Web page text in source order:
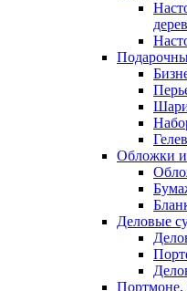
Обложки и
Деловые